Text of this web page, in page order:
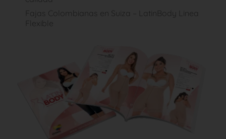
Fajas Colombianas en Suiza – LatinBody Linea
Flexible